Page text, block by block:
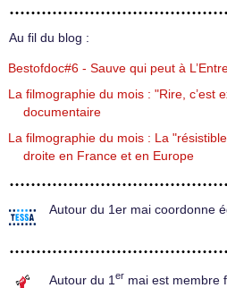
Au fil du blog :
Bestofdoc#6 - Sauve qui peut à
La filmographie du mois : "Rire, c’est
documentaire
La filmographie du mois : La
droite en France et en Europe
Autour du 1er mai coordonne
Autour du 1 er mai est membre